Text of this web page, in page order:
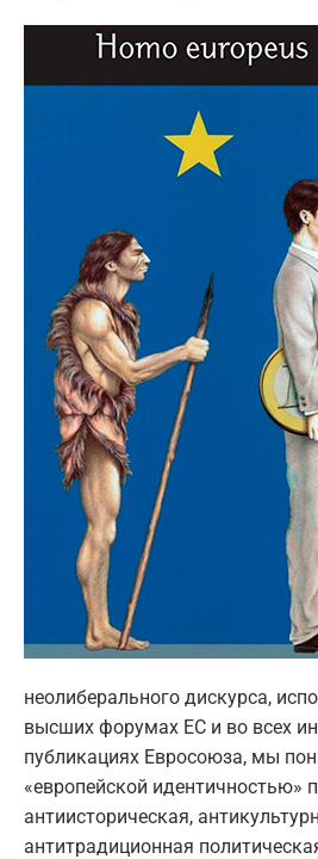
неолиберального дискурса,
высших форумах ЕС и во всех
публикациях Евросоюза, мы
«европейской идентичностью»
антиисторическая,
антитрадиционная